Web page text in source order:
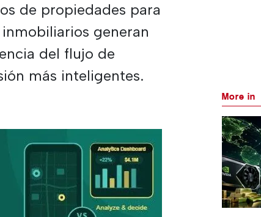
de propiedades para
generan
del flujo de
más inteligentes.
More in